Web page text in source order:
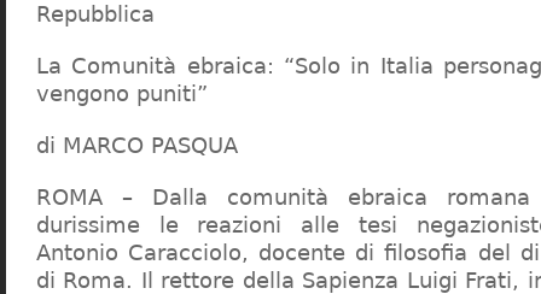
Repubblica
La Comunità ebraica: “Solo in Italia
vengono puniti”
di MARCO PASQUA
ROMA – Dalla comunità ebraica
durissime le reazioni alle tesi
Antonio Caracciolo, docente di filosofia del
di Roma. Il rettore della Sapienza Luigi Frati,